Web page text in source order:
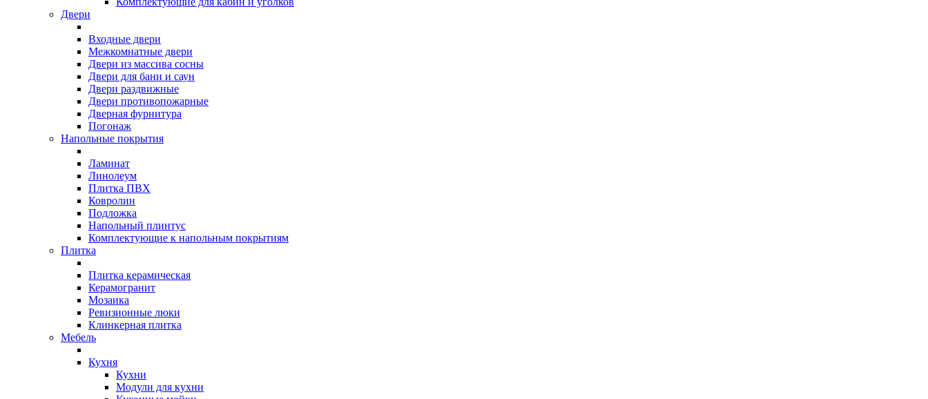
Двери
Входные двери
Межкомнатные двери
Двери из массива сосны
Двери для бани и саун
Двери раздвижные
Двери противопожарные
Дверная фурнитура
Погонаж
Напольные покрытия
Ламинат
Линолеум
Плитка ПВХ
Ковролин
Подложка
Напольный плинтус
Комплектующие к напольным покрытиям
Плитка
Плитка керамическая
Керамогранит
Мозаика
Ревизионные люки
Клинкерная плитка
Мебель
Кухня
Кухни
Модули для кухни